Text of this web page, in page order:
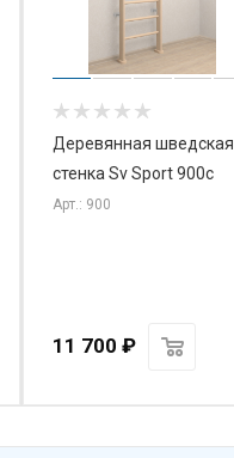
Деревянная шведская
стенка Sv Sport 900с
Арт.: 900
11 700 ₽